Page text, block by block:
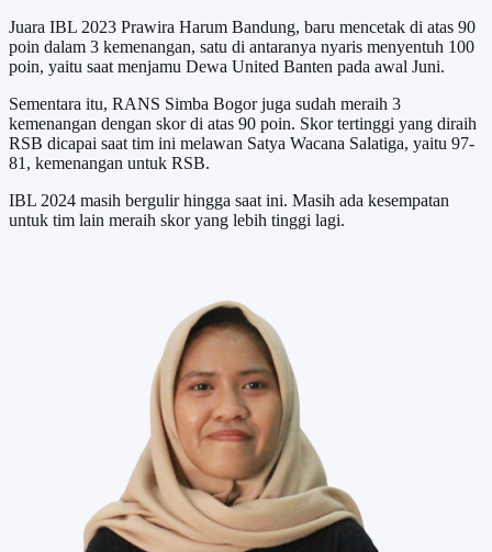
Juara IBL 2023 Prawira Harum Bandung, baru mencetak di atas 90
poin dalam 3 kemenangan, satu di antaranya nyaris menyentuh 100
poin, yaitu saat menjamu Dewa United Banten pada awal Juni.
Sementara itu, RANS Simba Bogor juga sudah meraih 3
kemenangan dengan skor di atas 90 poin. Skor tertinggi yang diraih
RSB dicapai saat tim ini melawan Satya Wacana Salatiga, yaitu 97-
81, kemenangan untuk RSB.
IBL 2024 masih bergulir hingga saat ini. Masih ada kesempatan
untuk tim lain meraih skor yang lebih tinggi lagi.